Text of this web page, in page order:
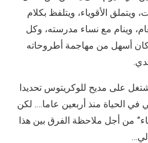
ويتملق الأقوياء، ويتلفظ بكلام
وينام مع نساء مدرسته، وكل
كان أسهل من مهاجمة أطروحاته
على مديح للوكريتوس تحديدا
الحياة منذ أربعين عاما…. لكن
من أجل ملاحظة الفرق بين هذا
لي…